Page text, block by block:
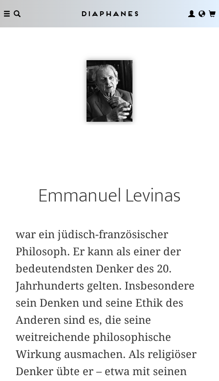
Diaphanes
Emmanuel Levinas
war ein jüdisch-französischer
Philosoph. Er kann als einer der
bedeutendsten Denker des 20.
Jahrhunderts gelten. Insbesondere
sein Denken und seine Ethik des
Anderen sind es, die seine
weitreichende philosophische
Wirkung ausmachen. Als religiöser
Denker übte er – etwa mit seinen